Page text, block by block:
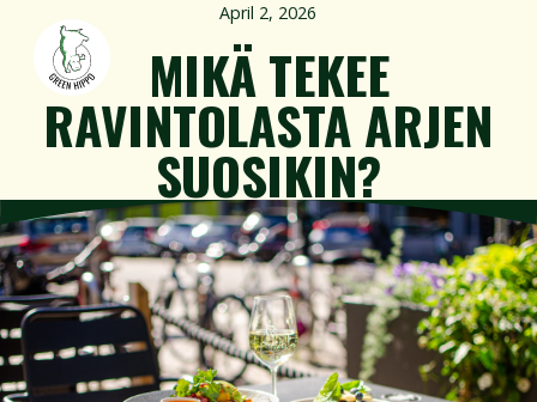
April 2, 2026
MIKÄ TEKEE
RAVINTOLASTA ARJEN
SUOSIKIN?